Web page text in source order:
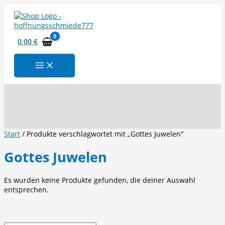
Inhalt
springen
0,00€
Start / Produkte verschlagwortet mit „Gottes Juwelen“
Gottes Juwelen
Es wurden keine Produkte gefunden, die deiner Auswahl
entsprechen.